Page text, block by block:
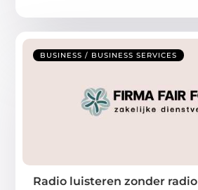
BUSINESS / BUSINESS SERVICES
Radio luisteren zonder radio